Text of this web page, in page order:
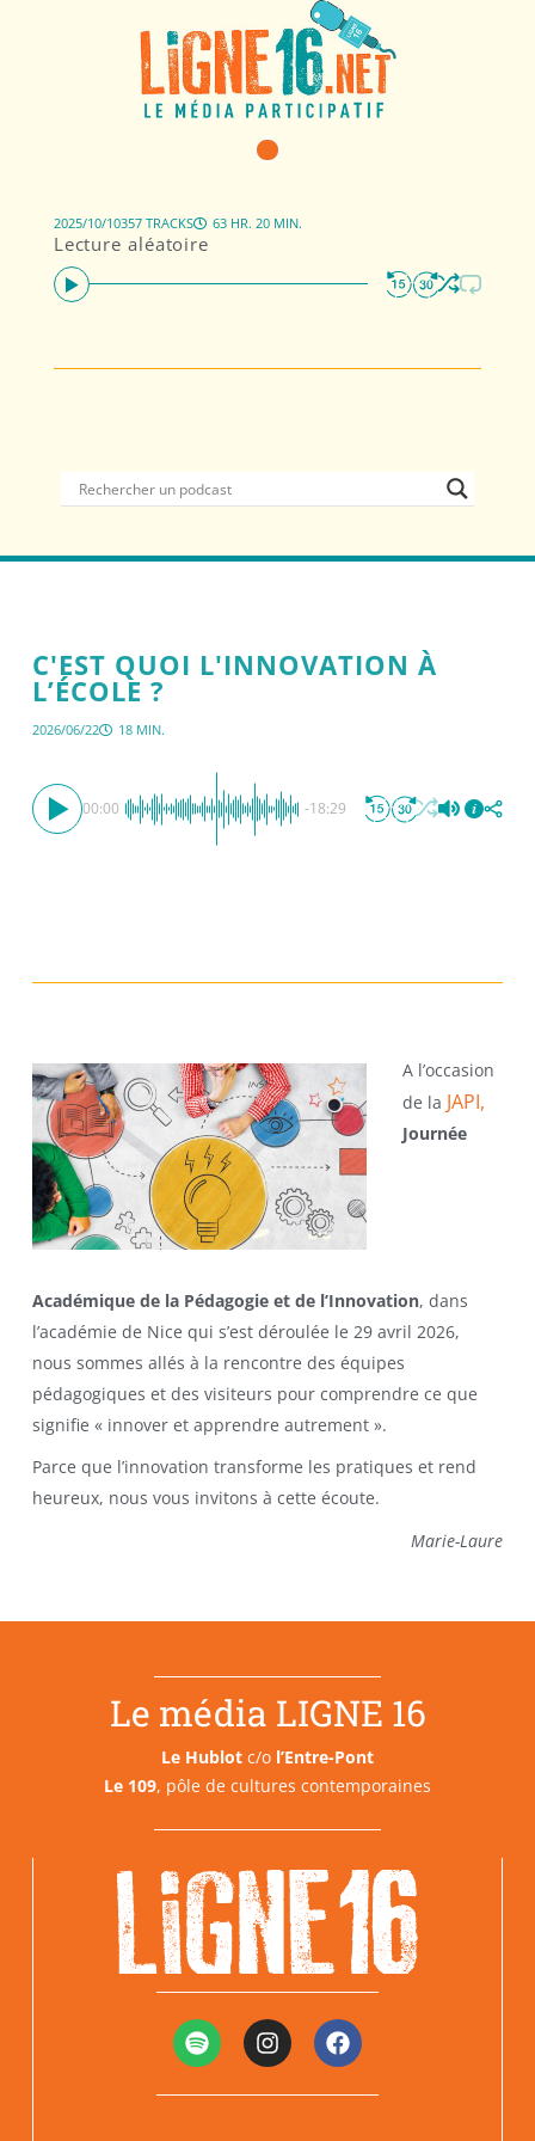
Lecture aléatoire
2025/10/10357 TRACKS 63 HR. 20 MIN.
C'EST QUOI L'INNOVATION À
L’ÉCOLE ?
2026/06/22 18 MIN.
00:00 -18:29
A l’occasion
de la JAPI,
Journée
Académique de la Pédagogie et de l’Innovation, dans
l’académie de Nice qui s’est déroulée le 29 avril 2026,
nous sommes allés à la rencontre des équipes
pédagogiques et des visiteurs pour comprendre ce que
signifie « innover et apprendre autrement ».
Parce que l’innovation transforme les pratiques et rend
heureux, nous vous invitons à cette écoute.
Marie-Laure
Le média LIGNE 16
Le Hublot c/o l’Entre-Pont
Le 109, pôle de cultures contemporaines